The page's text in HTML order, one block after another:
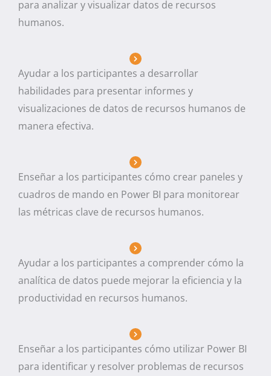
para analizar y visualizar datos de recursos
humanos.
Ayudar a los participantes a desarrollar
habilidades para presentar informes y
visualizaciones de datos de recursos humanos de
manera efectiva.
Enseñar a los participantes cómo crear paneles y
cuadros de mando en Power BI para monitorear
las métricas clave de recursos humanos.
Ayudar a los participantes a comprender cómo la
analítica de datos puede mejorar la eficiencia y la
productividad en recursos humanos.
Enseñar a los participantes cómo utilizar Power BI
para identificar y resolver problemas de recursos